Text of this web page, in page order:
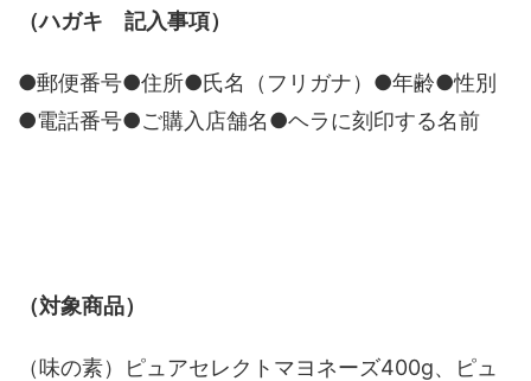
（ハガキ 記入事項）
●郵便番号●住所●氏名（フリガナ）●年齢●性別
●電話番号●ご購入店舗名●ヘラに刻印する名前
（対象商品）
（味の素）ピュアセレクトマヨネーズ400g、ピュ